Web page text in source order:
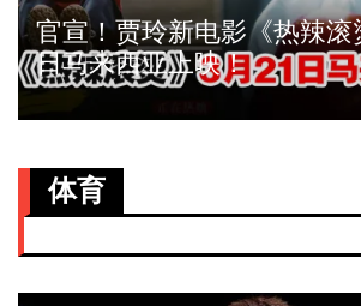
官宣！贾玲新电影《热辣滚
日马来西亚上映！
体育